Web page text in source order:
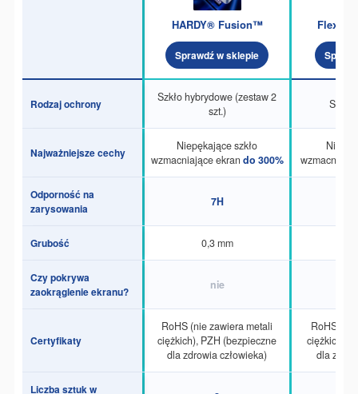
HARDY® Fusion™
Sprawdź w sklepie
Rodzaj ochrony
Szkło hybrydowe (zestaw 2
szt.)
Najważniejsze cechy
Niepękające szkło
wzmacniające ekran do 300%
Odporność na
zarysowania
7H
Grubość 0,3 mm
Czy pokrywa
zaokrąglenie ekranu?
nie
Certyfikaty
RoHS (nie zawiera metali
ciężkich), PZH (bezpieczne
dla zdrowia człowieka)
RoHS
ciężkich),
dla
Liczba sztuk w